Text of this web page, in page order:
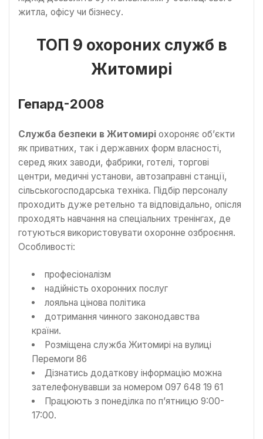
житла, офісу чи бізнесу.
ТОП 9 охороних служб в
Житомирі
Гепард-2008
Служба безпеки в Житомирі охороняє об’єкти
як приватних, так і державних форм власності,
серед яких заводи, фабрики, готелі, торгові
центри, медичні установи, автозаправні станції,
сільськогосподарська техніка. Підбір персоналу
проходить дуже ретельно та відповідально, опісля
проходять навчання на спеціальних тренінгах, де
готуються використовувати охоронне озброєння.
Особливості:
професіоналізм
надійність охоронних послуг
лояльна цінова політика
дотримання чинного законодавства
країни.
Розміщена служба Житомирі на вулиці
Перемоги 86
Дізнатись додаткову інформацію можна
зателефонувавши за номером 097 648 19 61
Працюють з понеділка по п’ятницю 9:00-
17:00.